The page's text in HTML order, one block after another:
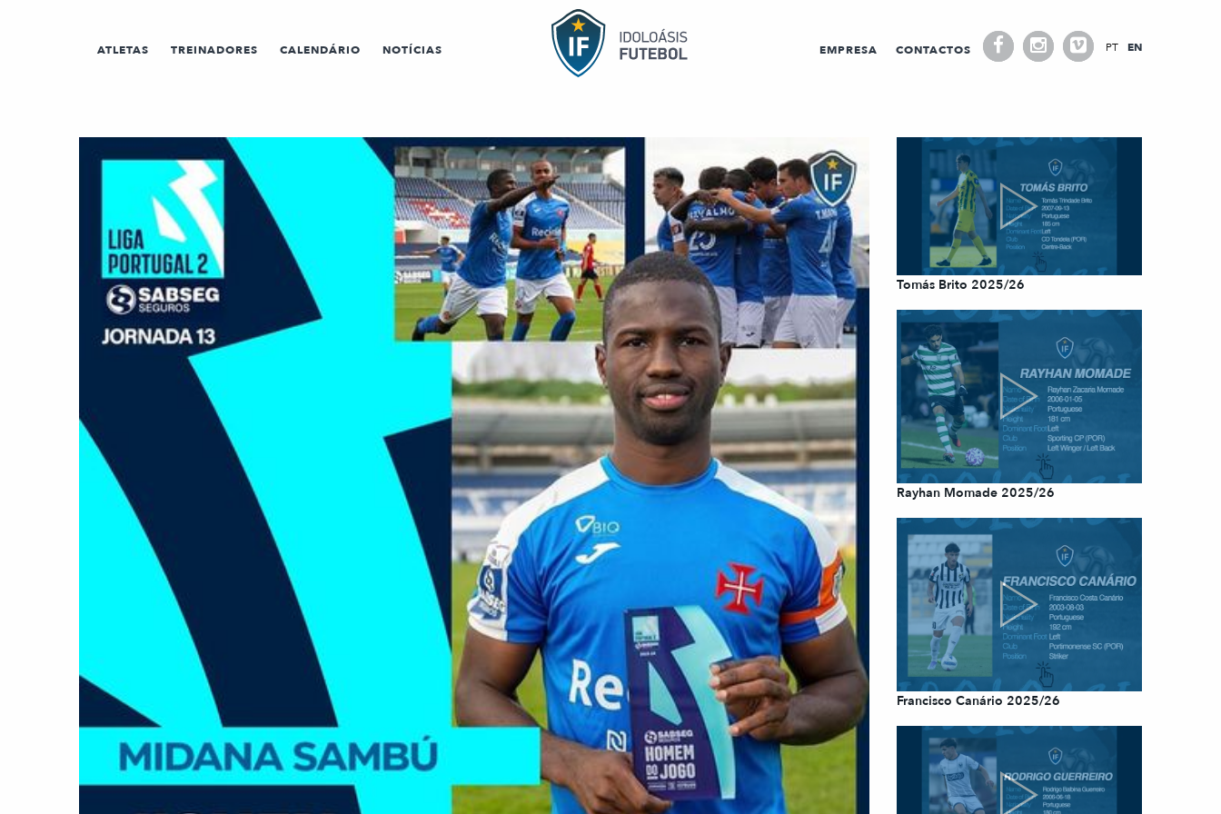
ATLETAS TREINADORES CALENDÁRIO NOTÍCIAS EMPRESA CONTACTOS PT EN
Tomás Brito 2025/26
Rayhan Momade 2025/26
Francisco Canário 2025/26